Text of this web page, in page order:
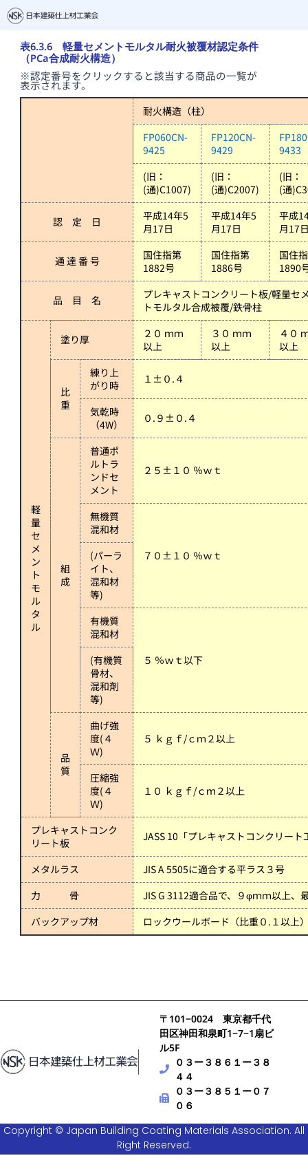
表6.3.6 軽量セメントモルタル耐火被覆材認定条件
（PCa合成耐火構造）
※認定番号をクリックすると該当する商品の一覧が
表示されます。
耐火構造（柱）
FP060CN-
9425
FP120CN-
9429
9433
(旧：
(通)C1007)
(旧：
(通)C2007)
(旧：
(通
認 定 日
平成14年5
月17日
平成14年5
月17日
平成
月17
通 達 番 号
国住指第
1882号
国住指第
1886号
国住
1890
品 目 名
プレキャストコンクリート板/軽量セ
トモルタル合成被覆/鉄骨柱
軽
量
セ
メ
ン
ト
モ
ル
タ
ル
塗り厚
２０ ｍｍ
以上
３０ ｍｍ
以上
４０
以上
比
重
練り上
がり時
１±０.４
気乾時
（4W）
０.９±０.４
組
成
普通ポ
ルトラ
ンドセ
メント
２５±１０ ％ｗｔ
無機質
混和材
７０±１０ ％ｗｔ
(パーラ
イト、
混和材
等)
有機質
混和材
５ ％ｗｔ以下
(有機質
骨材、
混和剤
等)
品
質
曲げ強
度(４
Ｗ)
５ ｋｇｆ/ｃｍ２以上
圧縮強
度(４
Ｗ)
１０ ｋｇｆ/ｃｍ２以上
プレキャストコンク
リート板
JASS 10「プレキャストコンクリー
メタルラス
JIS A 5505に適合する平ラス３号
力 骨
JIS G 3112適合品で、９φｍｍ以上、
バックアップ材
ロックウールボード（比重０.１以上
〒101−0024 東京都千代
田区神田和泉町1−7−1扇ビ
ル5F
０３ー３８６１ー３８
４４
０３ー３８５１ー０７
０６
Copyright © Japan Building Coating Materials Association. All
Right Reserved.